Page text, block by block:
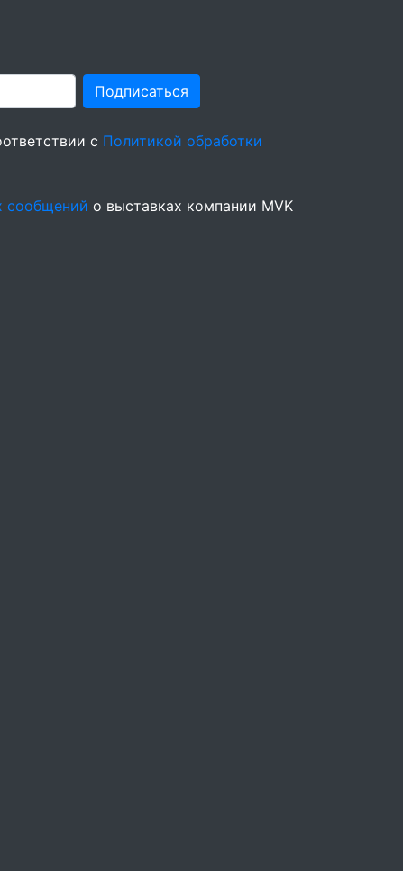
Подписаться
с Политикой обработки
сообщений о выставках компании MVK